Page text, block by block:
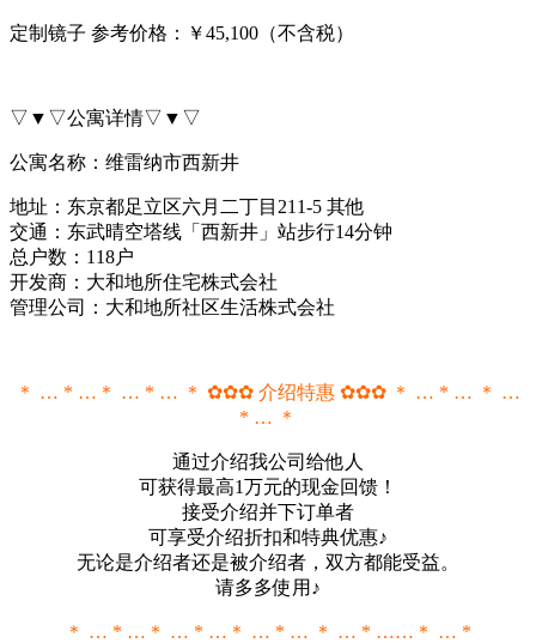
定制镜子 参考价格：￥45,100（不含税）
▽▼▽公寓详情▽▼▽
公寓名称：维雷纳市西新井
地址：东京都足立区六月二丁目211-5 其他
交通：东武晴空塔线「西新井」站步行14分钟
总户数：118户
开发商：大和地所住宅株式会社
管理公司：大和地所社区生活株式会社
＊ … * …＊ … * … ＊ ✿✿✿ 介绍特惠 ✿✿✿ ＊ … * … ＊ …
* … ＊
通过介绍我公司给他人
可获得最高1万元的现金回馈！
接受介绍并下订单者
可享受介绍折扣和特典优惠♪
无论是介绍者还是被介绍者，双方都能受益。
请多多使用♪
＊ … * …＊ … * …＊ … * … ＊ … * ……＊ … *